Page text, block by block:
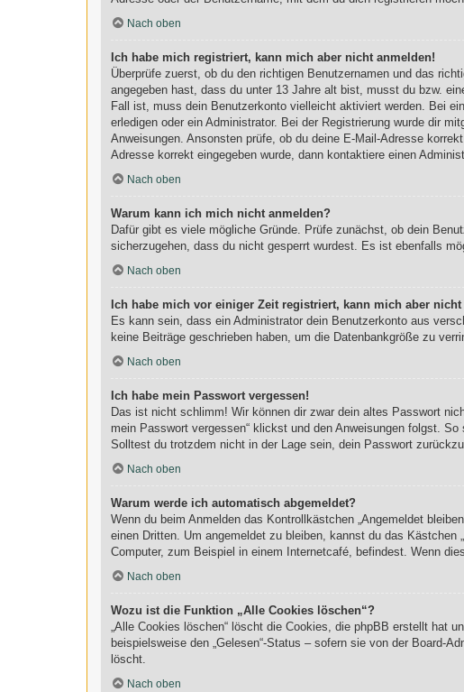
Nach oben
Ich habe mich registriert, kann mich aber nicht anmelden!
Überprüfe zuerst, ob du den richtigen Benutzernamen und das
angegeben hast, dass du unter 13 Jahre alt bist, musst du bzw.
Fall ist, muss dein Benutzerkonto vielleicht aktiviert werden. Bei
erledigen oder ein Administrator. Bei der Registrierung wurde dir
Anweisungen. Ansonsten prüfe, ob du deine E-Mail-Adresse
Adresse korrekt eingegeben wurde, dann kontaktiere einen
Nach oben
Warum kann ich mich nicht anmelden?
Dafür gibt es viele mögliche Gründe. Prüfe zunächst, ob dein
sicherzugehen, dass du nicht gesperrt wurdest. Es ist ebenfalls
Nach oben
Ich habe mich vor einiger Zeit registriert, kann mich aber
Es kann sein, dass ein Administrator dein Benutzerkonto aus
keine Beiträge geschrieben haben, um die Datenbankgröße zu
Nach oben
Ich habe mein Passwort vergessen!
Das ist nicht schlimm! Wir können dir zwar dein altes Passwort
mein Passwort vergessen“ klickst und den Anweisungen folgst.
Solltest du trotzdem nicht in der Lage sein, dein Passwort
Nach oben
Warum werde ich automatisch abgemeldet?
Wenn du beim Anmelden das Kontrollkästchen „Angemeldet
einen Dritten. Um angemeldet zu bleiben, kannst du das
Computer, zum Beispiel in einem Internetcafé, befindest. Wenn
Nach oben
Wozu ist die Funktion „Alle Cookies löschen“?
„Alle Cookies löschen“ löscht die Cookies, die phpBB erstellt hat
beispielsweise den „Gelesen“-Status – sofern sie von der Board-
löscht.
Nach oben